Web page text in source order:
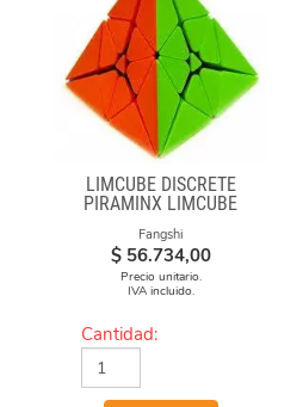
LIMCUBE DISCRETE
PIRAMINX LIMCUBE
Fangshi
$ 56.734,00
Precio unitario.
IVA incluido.
Cantidad: